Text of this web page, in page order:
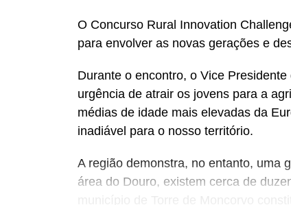
O Concurso Rural Innovation
para envolver as novas gerações e
Durante o encontro, o Vice
urgência de atrair os jovens para a
médias de idade mais elevadas da
inadiável para o nosso território.
A região demonstra, no entanto, uma
área do Douro, existem cerca de